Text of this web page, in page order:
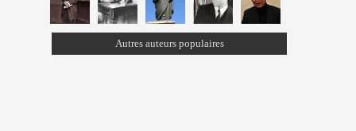
Autres auteurs populaires